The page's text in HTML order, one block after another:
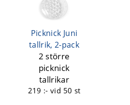
Picknick Juni
tallrik, 2-pack
2 större
picknick
tallrikar
219 :-vid 50 st